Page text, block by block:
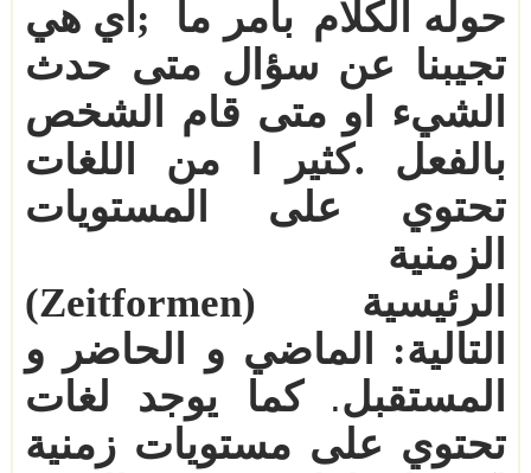
حوله الكلام بأمر ما ; اي هي
تجيبنا عن سؤال متى حدث
الشيء او متى قام الشخص
بالفعل
.كثير
ا من اللغات
تحتوي على
المستويات
الزمنية
الرئيسية
(Zeitformen)
التالية: الماضي و الحاضر و
المستقبل.
كما يوجد لغات
تحتوي على مستويات زمنية